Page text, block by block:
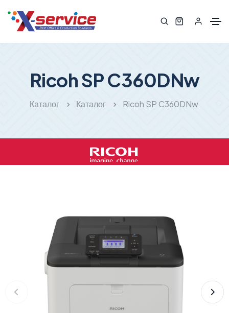
Ricoh SP C360DNw
Каталог Каталог Ricoh SP C360DNw